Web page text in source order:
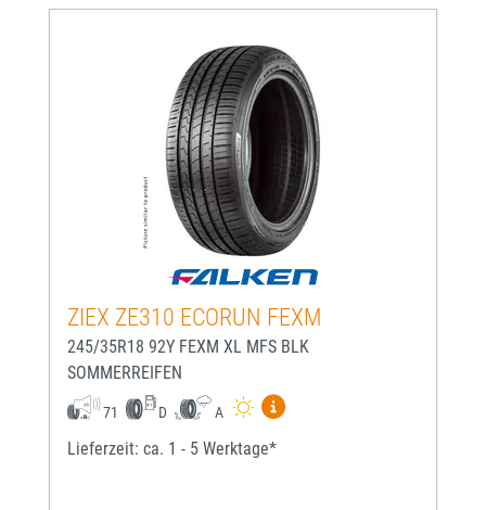
ZIEX ZE310 ECORUN FEXM
245/35R18 92Y FEXM XL MFS BLK
SOMMERREIFEN
71 D A
Mehr Informationen zum
Lieferzeit: ca. 1 - 5 Werktage*